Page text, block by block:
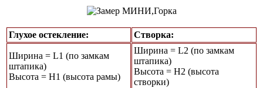
Глухое остекление: Створка:
Ширина = L1 (по замкам
штапика)
Высота = Н1 (высота рамы)
Ширина = L2 (по замкам
штапика)
Высота = H2 (высота
створки)